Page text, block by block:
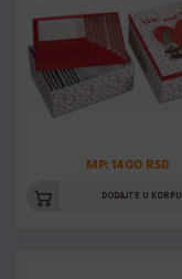
MP: 1400 RSD
DODAJTE U KORPU